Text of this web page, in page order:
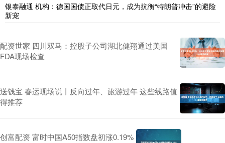
银泰融通 机构：德国国债正取代日元，成为抗衡“特朗普冲击”的避险
新宠
配资世家 四川双马：控股子公司湖北健翔通过美国
FDA现场检查
送钱宝 春运现场说丨反向过年、旅游过年 这些线路值
得推荐
创富配资 富时中国A50指数盘初涨0.19%